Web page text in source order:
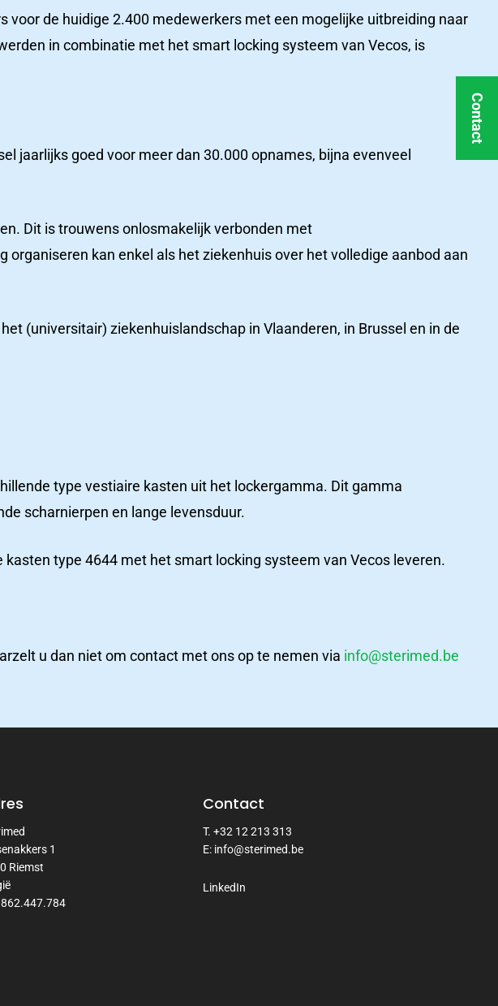
de huidige 2.400 medewerkers met een mogelijke uitbreiding naar
in combinatie met het smart locking systeem van Vecos, is
jaarlijks goed voor meer dan 30.000 opnames, bijna evenveel
Dit is trouwens onlosmakelijk verbonden met
kan enkel als het ziekenhuis over het volledige aanbod aan
(universitair) ziekenhuislandschap in Vlaanderen, in Brussel en in de
type vestiaire kasten uit het lockergamma. Dit gamma
scharnierpen en lange levensduur.
type 4644 met het smart locking systeem van Vecos leveren.
u dan niet om contact met ons op te nemen via info@sterimed.be
1
Riemst
Contact
T. +32 12 213 313
E: info@sterimed.be
LinkedIn
laatste
nieuws
Nieuws
team
in
Ons team
beeld
Veel gestelde vragen
Online direct uw antwoord
Contact